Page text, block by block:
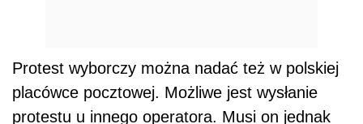
Protest wyborczy można nadać też w polskiej
placówce pocztowej. Możliwe jest wysłanie
protestu u innego operatora. Musi on jednak